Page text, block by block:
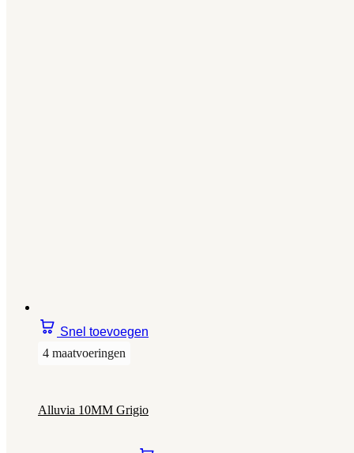
Snel toevoegen
4 maatvoeringen
Alluvia 10MM Grigio